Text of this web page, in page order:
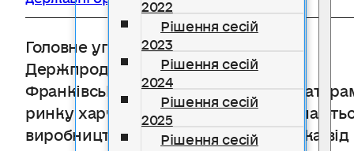
Рішення сесій
2023
Рішення сесій
2024
Рішення сесій
2025
Рішення сесій
Головне управління
Держпродспоживслужби в Івано-
Франківській області нагадує
ринку харчових продуктів, які
виробництвом або заготівлею молока від